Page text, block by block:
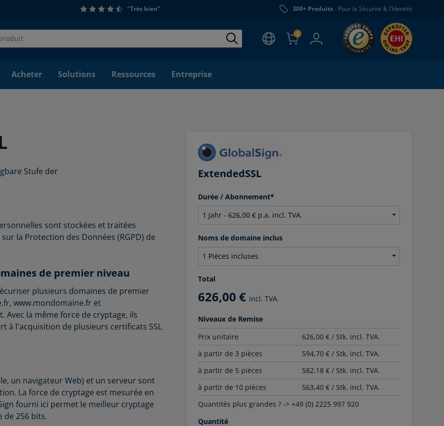
"Très bien" 300+ Produits- Pour la Sécurité & l’Identité
0
Acheter Solutions Ressources Entreprise
Stufe der
sont stockées et traitées
la Protection des Données (RGPD) de
de premier niveau
plusieurs domaines de premier
www.mondomaine.fr et
la même force de cryptage, ils
à l'acquisition de plusieurs certificats SSL
un navigateur Web) et un serveur sont
La force de cryptage est mesurée en
fourni ici permet le meilleur cryptage
de 256 bits.
ExtendedSSL
Durée / Abonnement*
Noms de domaine inclus
Total
626,00 € incl. TVA.
Niveaux de Remise
Prix unitaire
626,00 € / Stk. incl. TVA.
à partir de 3 pièces
594,70 € / Stk. incl. TVA.
à partir de 5 pièces
582,18 € / Stk. incl. TVA.
à partir de 10 pièces
563,40 € / Stk. incl. TVA.
Quantités plus grandes ? -> +49 (0) 2225 997 920
Quantité